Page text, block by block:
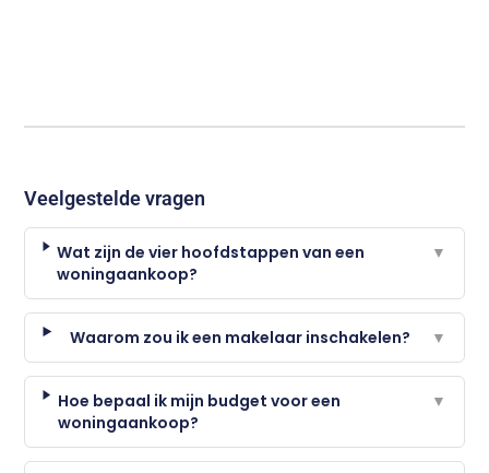
Veelgestelde vragen
Wat zijn de vier hoofdstappen van een
woningaankoop?
▼
Waarom zou ik een makelaar inschakelen? ▼
Hoe bepaal ik mijn budget voor een
woningaankoop?
▼